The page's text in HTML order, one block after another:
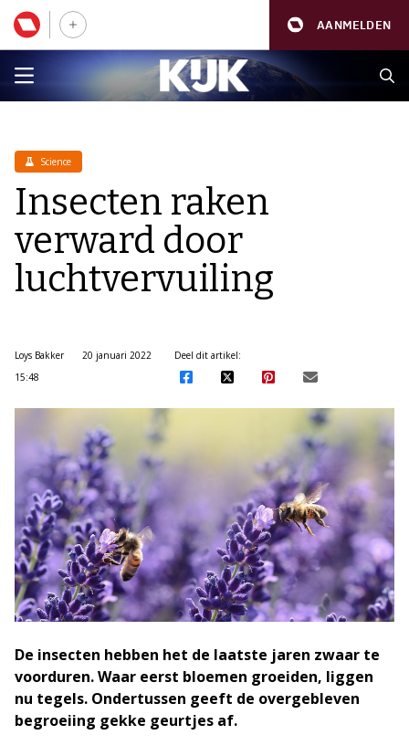
AANMELDEN
Science
Insecten raken
verward door
luchtvervuiling
Loys Bakker
20 januari 2022
15:48
Deel dit artikel:
De insecten hebben het de laatste jaren zwaar te
voorduren. Waar eerst bloemen groeiden, liggen
nu tegels. Ondertussen geeft de overgebleven
begroeiing gekke geurtjes af.